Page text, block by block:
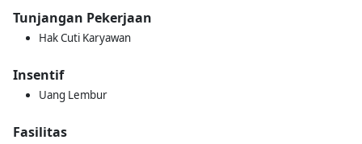
Tunjangan Pekerjaan
Hak Cuti Karyawan
Insentif
Uang Lembur
Fasilitas